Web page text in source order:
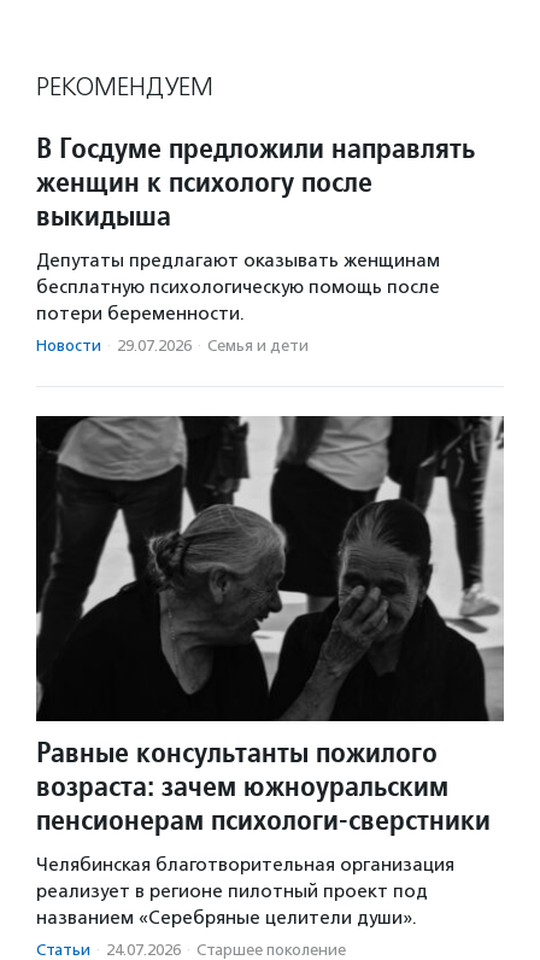
РЕКОМЕНДУЕМ
В Госдуме предложили направлять
женщин к психологу после
выкидыша
Депутаты предлагают оказывать женщинам
бесплатную психологическую помощь после
потери беременности.
Новости · 29.07.2026 · Семья и дети
Равные консультанты пожилого
возраста: зачем южноуральским
пенсионерам психологи-сверстники
Челябинская благотворительная организация
реализует в регионе пилотный проект под
названием «Серебряные целители души».
Статьи · 24.07.2026 · Старшее поколение